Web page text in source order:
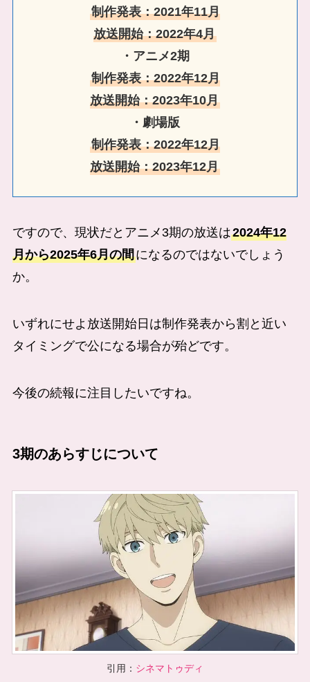
制作発表：2021年11月
放送開始：2022年4月
・アニメ2期
制作発表：2022年12月
放送開始：2023年10月
・劇場版
制作発表：2022年12月
放送開始：2023年12月
ですので、現状だとアニメ3期の放送は2024年12
月から2025年6月の間になるのではないでしょう
か。
いずれにせよ放送開始日は制作発表から割と近い
タイミングで公になる場合が殆どです。
今後の続報に注目したいですね。
3期のあらすじについて
引用： シネマトゥディ